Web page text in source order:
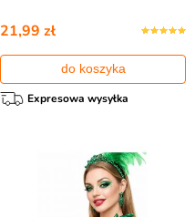
21,99 zł
do koszyka
Expresowa wysyłka